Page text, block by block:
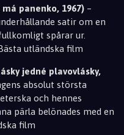
panenko, 1967) –
satir om en
spårar ur.
utländska film
jedné plavovlásky,
absolut största
och hennes
pärla belönades med en
film